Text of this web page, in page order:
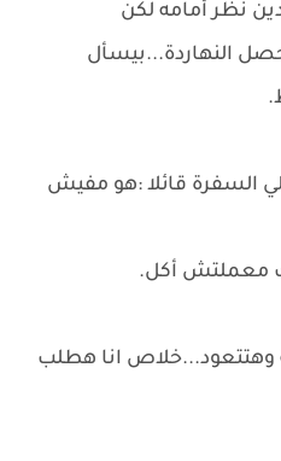
نظر أمامه لكن
النهاردة...بيسأل
السفرة قائلا :هو مفيش
معملتش أكل.
وهتتعود...خلاص انا هطلب